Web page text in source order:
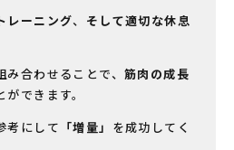
レーニング、 そして適切な休息
合わせることで、 筋肉の成長
できます。
考にして 「増量」 を成功してく